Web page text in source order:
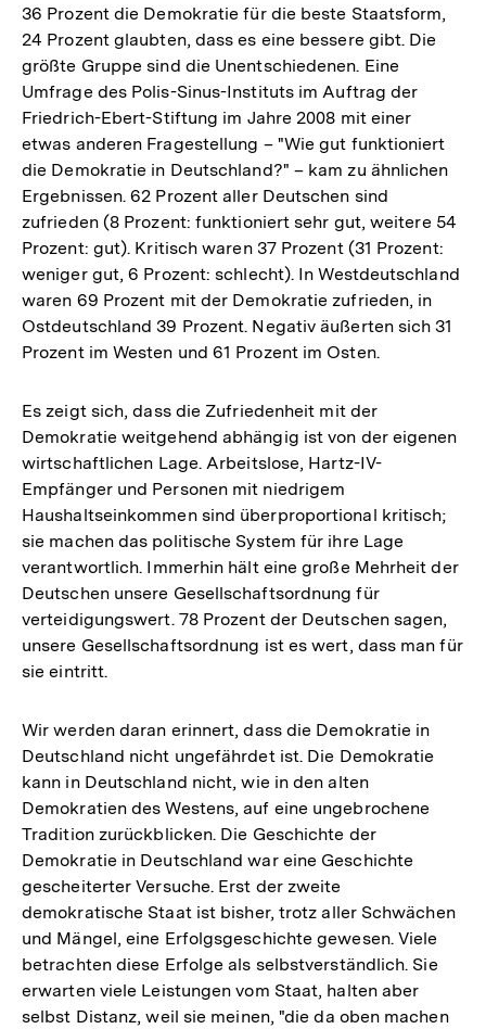
36 Prozent die Demokratie für die beste Staatsform,
24 Prozent glaubten, dass es eine bessere gibt. Die
größte Gruppe sind die Unentschiedenen. Eine
Umfrage des Polis-Sinus-Instituts im Auftrag der
Friedrich-Ebert-Stiftung im Jahre 2008 mit einer
etwas anderen Fragestellung – "Wie gut funktioniert
die Demokratie in Deutschland?" – kam zu ähnlichen
Ergebnissen. 62 Prozent aller Deutschen sind
zufrieden (8 Prozent: funktioniert sehr gut, weitere 54
Prozent: gut). Kritisch waren 37 Prozent (31 Prozent:
weniger gut, 6 Prozent: schlecht). In Westdeutschland
waren 69 Prozent mit der Demokratie zufrieden, in
Ostdeutschland 39 Prozent. Negativ äußerten sich 31
Prozent im Westen und 61 Prozent im Osten.
Es zeigt sich, dass die Zufriedenheit mit der
Demokratie weitgehend abhängig ist von der eigenen
wirtschaftlichen Lage. Arbeitslose, Hartz-IV-
Empfänger und Personen mit niedrigem
Haushaltseinkommen sind überproportional kritisch;
sie machen das politische System für ihre Lage
verantwortlich. Immerhin hält eine große Mehrheit der
Deutschen unsere Gesellschaftsordnung für
verteidigungswert. 78 Prozent der Deutschen sagen,
unsere Gesellschaftsordnung ist es wert, dass man für
sie eintritt.
Wir werden daran erinnert, dass die Demokratie in
Deutschland nicht ungefährdet ist. Die Demokratie
kann in Deutschland nicht, wie in den alten
Demokratien des Westens, auf eine ungebrochene
Tradition zurückblicken. Die Geschichte der
Demokratie in Deutschland war eine Geschichte
gescheiterter Versuche. Erst der zweite
demokratische Staat ist bisher, trotz aller Schwächen
und Mängel, eine Erfolgsgeschichte gewesen. Viele
betrachten diese Erfolge als selbstverständlich. Sie
erwarten viele Leistungen vom Staat, halten aber
selbst Distanz, weil sie meinen, "die da oben machen